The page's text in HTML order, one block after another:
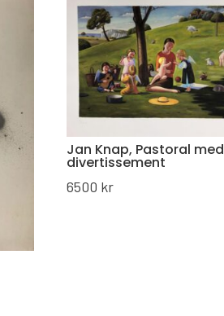
Jan Knap, Pastoral med
divertissement
6500 kr